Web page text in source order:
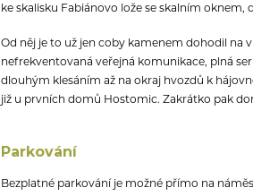
ke skalisku Fabiánovo lože se skalním
Od něj je to už jen coby kamenem dohodil na
nefrekventovaná veřejná komunikace, plná
dlouhým klesáním až na okraj hvozdů k
již u prvních domů Hostomic. Zakrátko pak
Parkování
Bezplatné parkování je možné přímo na